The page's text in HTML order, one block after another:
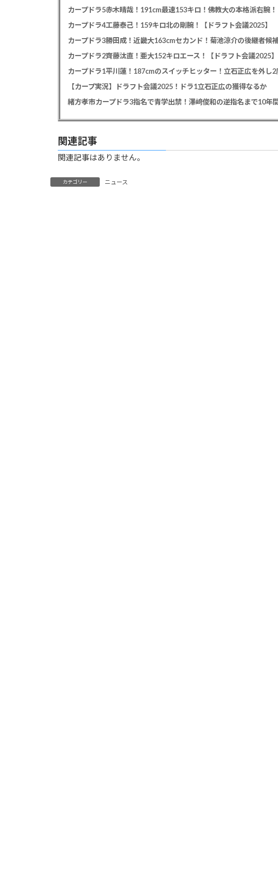
カープドラ5赤木晴哉！191cm最速153キロ！佛教大の本格派右腕！
カープドラ4工藤泰己！159キロ北の剛腕！【ドラフト会議2025】
カープドラ3勝田成！近畿大163cmセカンド！菊池涼介の後継者候
カープドラ2齊藤汰直！亜大152キロエース！【ドラフト会議2025】
【カープ実況】ドラフト会議2025！ドラ1立石正広の獲得なるか
緒方孝市カープドラ3指名で青学出禁！澤﨑俊和の逆指名まで10年
関連記事
関連記事はありません。
カテゴリー ニュース